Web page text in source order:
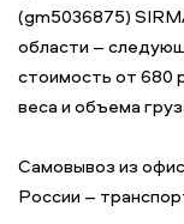
(gm5036875)
области –
стоимость от 680
веса и объема
Самовывоз из
России –